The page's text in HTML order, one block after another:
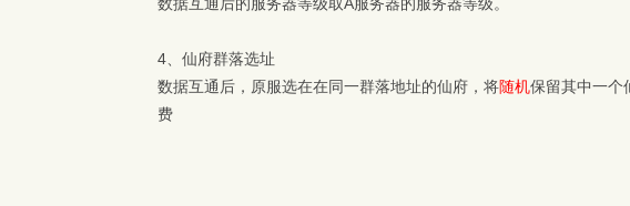
4、仙府群落选址
数据互通后，原服选在在同一群落地址的仙府，将随机保留其中一个
费